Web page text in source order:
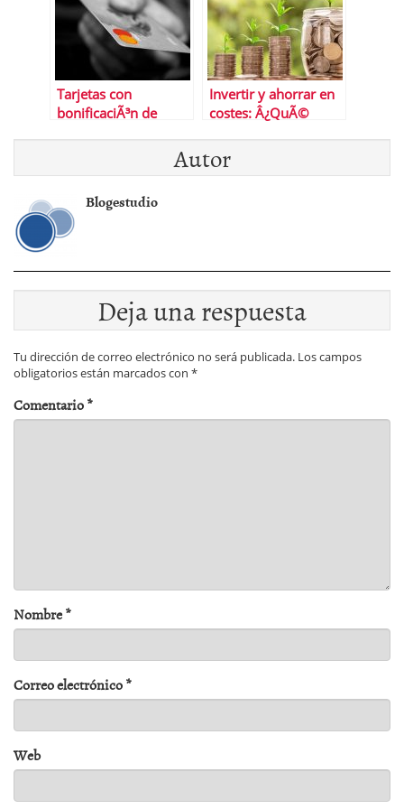
Tarjetas con
bonificaciÃ³n de
Invertir y ahorrar en
costes: Â¿QuÃ©
Autor
Blogestudio
Deja una respuesta
Tu dirección de correo electrónico no será publicada. Los campos
obligatorios están marcados con *
Comentario*
Nombre*
Correo electrónico*
Web